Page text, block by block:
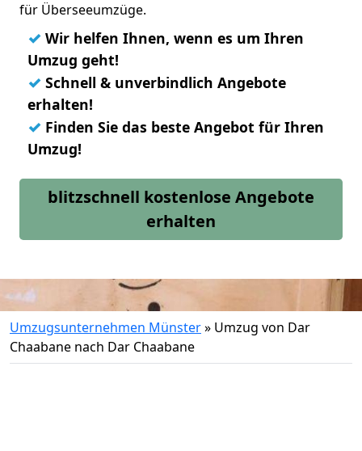
für Überseeumzüge.
✓ Wir helfen Ihnen, wenn es um Ihren
Umzug geht!
✓ Schnell & unverbindlich Angebote
erhalten!
✓ Finden Sie das beste Angebot für Ihren
Umzug!
blitzschnell kostenlose Angebote
erhalten
Umzugsunternehmen Münster» Umzug von Dar
Chaabane nach Dar Chaabane